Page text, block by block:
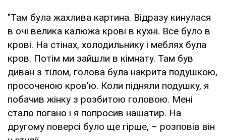
"Там була жахлива картина. Відразу кинулася
в очі велика калюжа крові в кухні. Все було в
крові. На стінах, холодильнику і меблях була
кров. Потім ми зайшли в кімнату. Там був
диван з тілом, голова була накрита подушкою,
просоченою кров'ю. Коли підняли подушку, я
побачив жінку з розбитою головою. Мені
стало погано і я попросив нашатир. На
другому поверсі було ще гірше, – розповів він